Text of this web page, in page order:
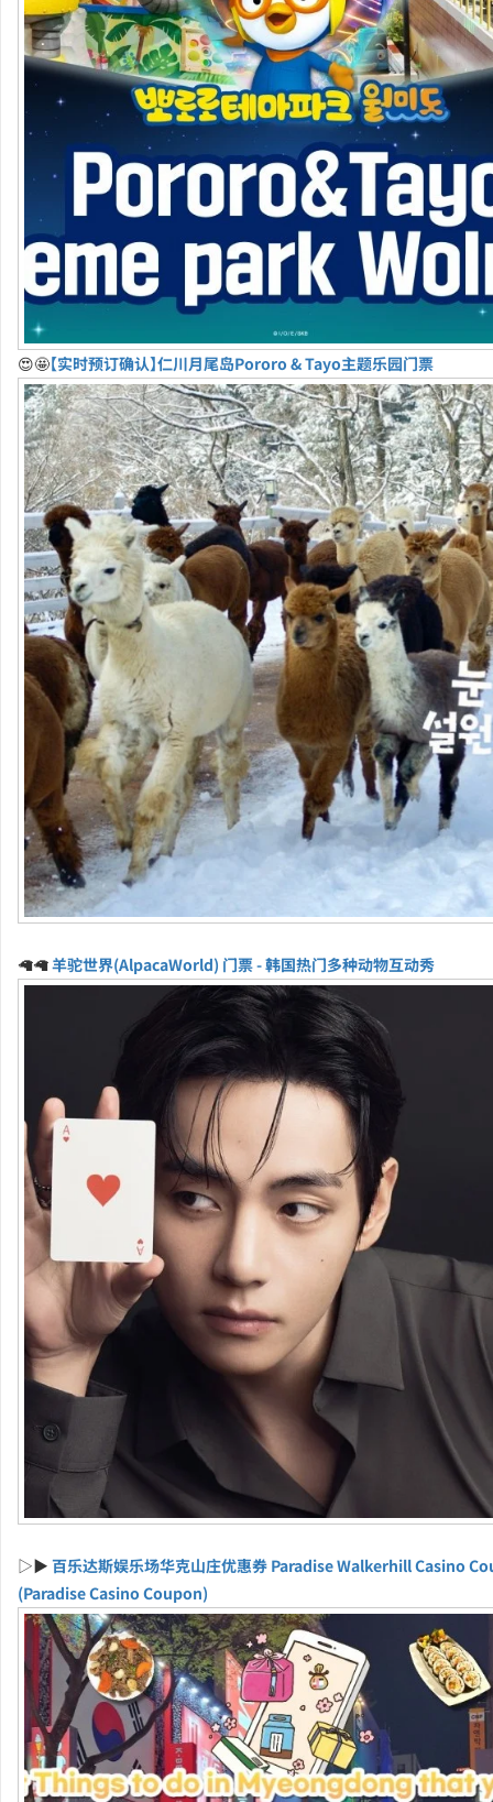
😍🤩【实时预订确认】仁川月尾岛Pororo & Tayo主题乐园门票
🦙🦙羊驼世界(AlpacaWorld) 门票 - 韩国热门多种动物互动秀
▷▶ 百乐达斯娱乐场华克山庄优惠券 Paradise Walkerhill Casino
(Paradise Casino Coupon)